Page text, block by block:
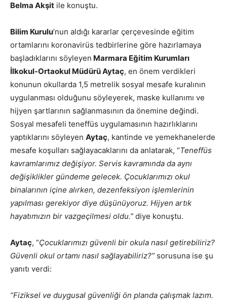
Belma Akşit ile konuştu.
Bilim Kurulu’nun aldığı kararlar çerçevesinde eğitim
ortamlarını koronavirüs tedbirlerine göre hazırlamaya
başladıklarını söyleyen Marmara Eğitim Kurumları
İlkokul-Ortaokul Müdürü Aytaç, en önem verdikleri
konunun okullarda 1,5 metrelik sosyal mesafe kuralının
uygulanması olduğunu söyleyerek, maske kullanımı ve
hijyen şartlarının sağlanmasının da önemine değindi.
Sosyal mesafeli teneffüs uygulamasının hazırlıklarını
yaptıklarını söyleyen Aytaç, kantinde ve yemekhanelerde
mesafe koşulları sağlayacaklarını da anlatarak, “Teneffüs
kavramlarımız değişiyor. Servis kavramında da aynı
değişiklikler gündeme gelecek. Çocuklarımızı okul
binalarının içine alırken, dezenfeksiyon işlemlerinin
yapılması gerekiyor diye düşünüyoruz. Hijyen artık
hayatımızın bir vazgeçilmesi oldu.” diye konuştu.
Aytaç, “Çocuklarımızı güvenli bir okula nasıl getirebiliriz?
Güvenli okul ortamı nasıl sağlayabiliriz?” sorusuna ise şu
yanıtı verdi:
“Fiziksel ve duygusal güvenliği ön planda çalışmak lazım.